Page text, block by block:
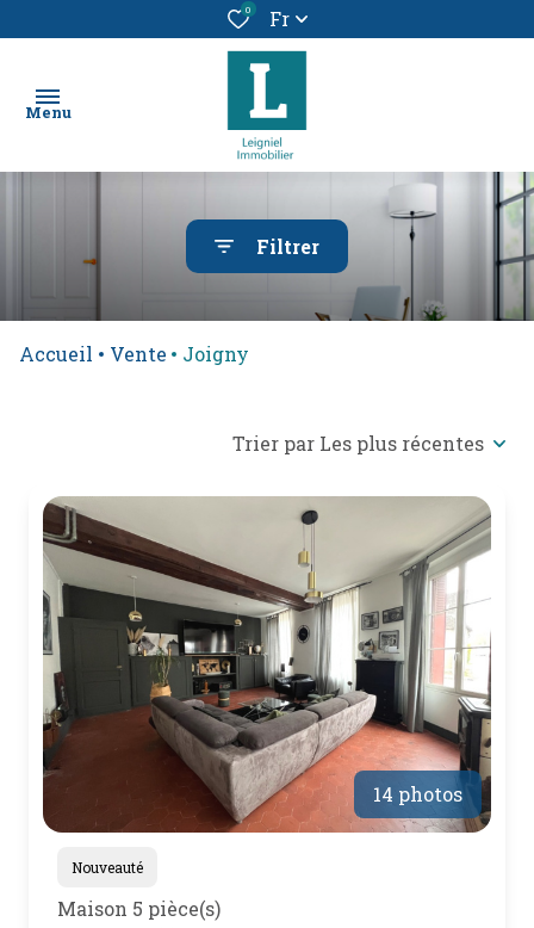
0 Fr
Menu
un bien
vendre
e-
mail
poser
une
question
l'agence
Filtrer
Accueil Vente Joigny
Trier par Les plus récentes
14 photos
Nouveauté
Maison 5 pièce(s)